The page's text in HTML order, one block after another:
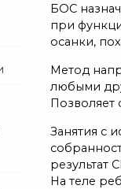
БОС
при
осанки,
Метод
любыми
Позволяет
Занятия с
результат
На теле